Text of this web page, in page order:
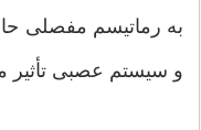
به رماتیسم مفصلی
و سیستم عصبی تأثیر